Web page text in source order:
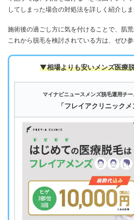
してしまった場合の対処法を詳しく紹介しま
施術後の過ごし方に気を付けることで、肌荒
これから脱毛を検討されている方は、ぜひ
▼相場よりも安いメンズ医療
マイナビニュースメンズ脱毛運用チ
「フレイアクリニックメ